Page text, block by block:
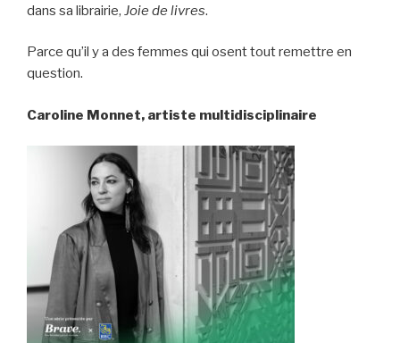
dans sa librairie, Joie de livres.
Parce qu’il y a des femmes qui osent tout remettre en
question.
Caroline Monnet, artiste multidisciplinaire